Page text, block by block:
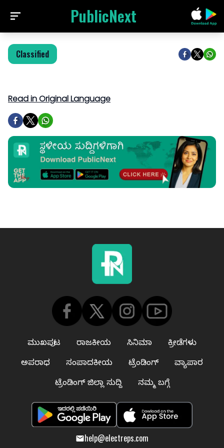
PublicNext
Classified
Read in Original Language
ಮುಖಪುಟ ರಾಜಕೀಯ ಸಿನಿಮಾ
ಕ್ರೀಡೆಗಳು
ಅಪರಾಧ
ಸಂಪಾದಕೀಯ ಟ್ರೆಂಡಿಂಗ್
ವ್ಯಾಪಾರ
ಟ್ರೆಂಡಿಂಗ್ ಜಿಲ್ಲಾ ಸುದ್ದಿ
ನಮ್ಮ ಬಗ್ಗೆ
help@electreps.com